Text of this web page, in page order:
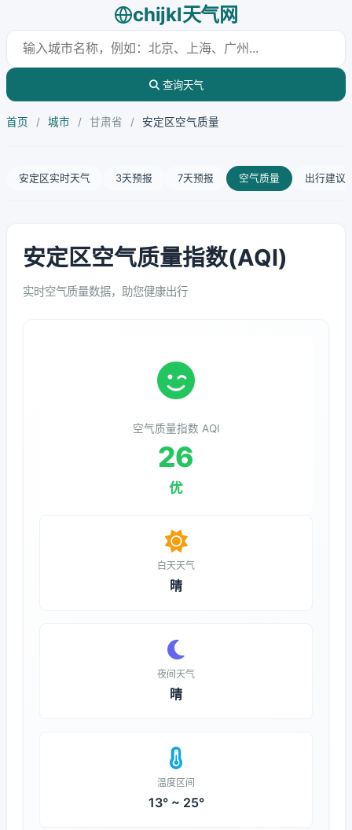
chijkl天气网
查询天气
首页 / 城市 / 甘肃省 / 安定区空气质量
安定区实时天气 3天预报 7天预报 空气质量 出行建议
安定区空气质量指数(AQI)
实时空气质量数据，助您健康出行
空气质量指数 AQI
26
优
白天天气
晴
夜间天气
晴
温度区间
13° ~ 25°